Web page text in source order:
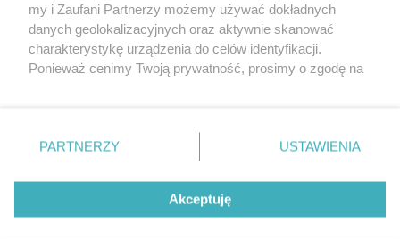
Nasze serwisy
Aktualności
Tcz24
Historia miasta
Muzyka i kultura
Archiwum wydarzeń
Zdjęcia miasta
my i Zaufani Partnerzy możemy używać dokładnych
danych geolokalizacyjnych oraz aktywnie skanować
charakterystykę urządzenia do celów identyfikacji.
Ponieważ cenimy Twoją prywatność, prosimy o zgodę na
znajdujący się w lewym dolnym rogu strony
. Niektóre
przetwarzaniu. Preferencje będą miały zastosowania tylko
PARTNERZY USTAWIENIA
Akceptuję